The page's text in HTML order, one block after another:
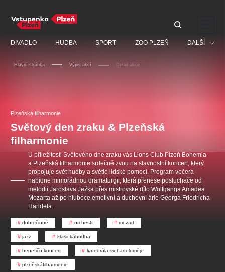
DIVADLO HUDBA SPORT ZOO PLZEŇ DALŠÍ
Kino
Hlavní stránka Výpis akcí Detail akce
Plzeňská filharmonie
Světový den zraku & Plzeňská
filharmonie
U příležitosti Světového dne zraku vás Lions Club Plzeň Bohemia
a Plzeňská filharmonie srdečně zvou na slavnostní koncert, který
propojuje svět hudby a světlo lidské pomoci. Program večera
nabídne mimořádnou dramaturgii, která přenese posluchače od
melodií Jaroslava Ježka přes mistrovské dílo Wolfganga Amadea
Mozarta až po hluboce emotivní a duchovní árie Georga Friedricha
Händela.
dobročinné orchestr mozart
jazz klasickáhudba
benefičníkoncert katedrála sv bartoloměje
plzeňskáfilharmonie
Doporučujeme
JARO EVENT s.r.o.
Centrální rezervační
Veselá scéna Kalikovský
mlýn
Ostatní hledají
Nejnavštěvovanější
doporučujeme
koncert klasickáhudba zooplzeň
djkt skupovaplzeň2026